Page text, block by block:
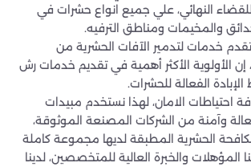
النهائي، علي جميع انواع حشرات في
والمخيمات ومناطق الترفيه.
خدمات لتدمير الآفات الحشرية من
إن الأولوية الأكثر أهمية في تقديم خدمات رش
الفعالة للحشرات.
احتياطات الامان، لهذا نستخدم مبيدات
وآمنة من الشركات المصنعة الموثوقة،
الحشرية المطبقة لديها مجموعة كاملة
المؤهلات والخبرة العالية للمتخصصين، لدينا